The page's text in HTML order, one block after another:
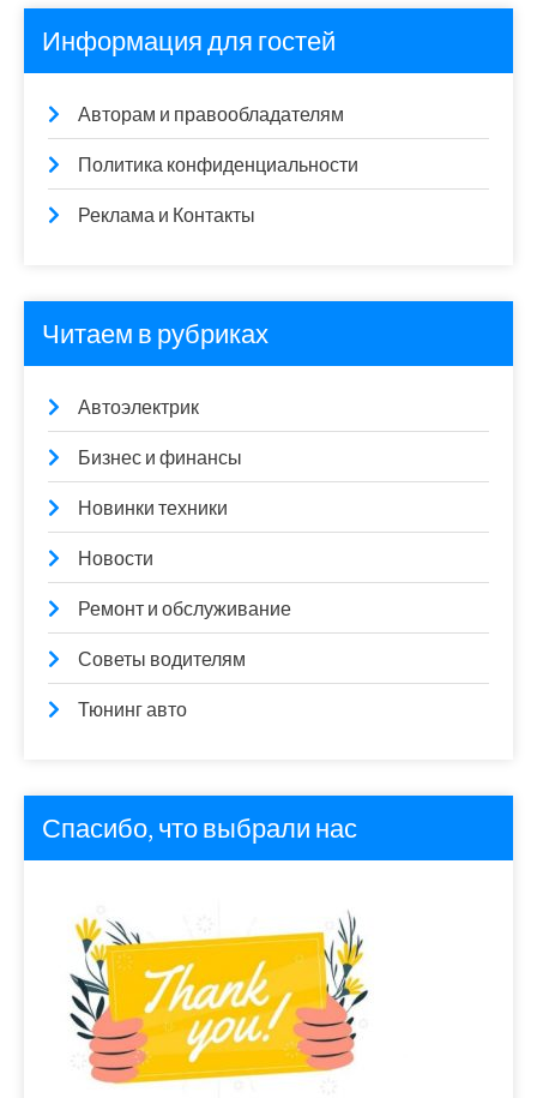
Информация для гостей
Авторам и правообладателям
Политика конфиденциальности
Реклама и Контакты
Читаем в рубриках
Автоэлектрик
Бизнес и финансы
Новинки техники
Новости
Ремонт и обслуживание
Советы водителям
Тюнинг авто
Спасибо, что выбрали нас